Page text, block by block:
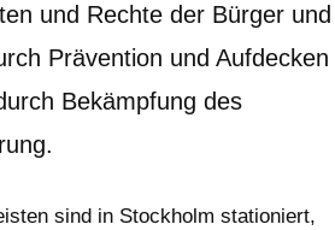
und Rechte der Bürger und
Prävention und Aufdecken
Bekämpfung des
sind in Stockholm stationiert,